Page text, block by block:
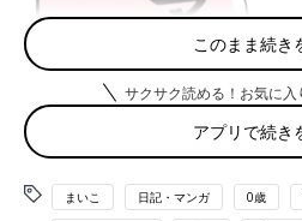
このまま続き
サクサク読める！お気に
アプリで続き
まいこ 日記・マンガ 0歳